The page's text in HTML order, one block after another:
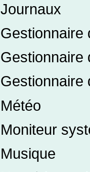
Journaux
Gestionnaire
Gestionnaire
Gestionnaire
Météo
Moniteur
Musique